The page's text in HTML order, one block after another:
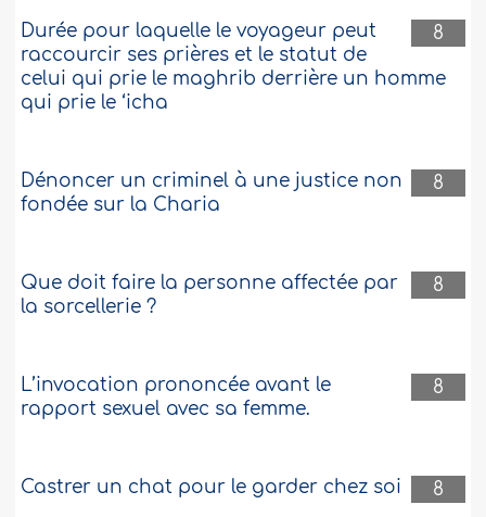
8
Durée pour laquelle le voyageur peut
raccourcir ses prières et le statut de
celui qui prie le maghrib derrière un homme
qui prie le ‘icha
8
Dénoncer un criminel à une justice non
fondée sur la Charia
8
Que doit faire la personne affectée par
la sorcellerie ?
8
L’invocation prononcée avant le
rapport sexuel avec sa femme.
8
Castrer un chat pour le garder chez soi